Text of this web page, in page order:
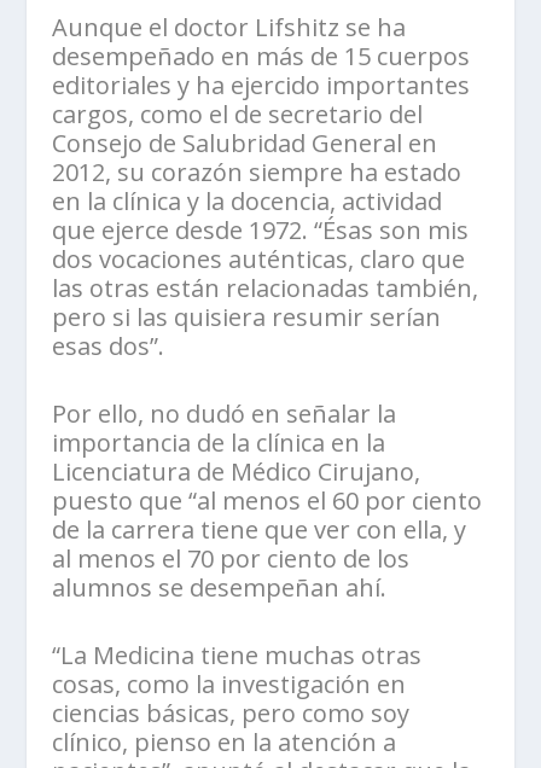
Aunque el doctor Lifshitz se ha
desempeñado en más de 15 cuerpos
editoriales y ha ejercido importantes
cargos, como el de secretario del
Consejo de Salubridad General en
2012, su corazón siempre ha estado
en la clínica y la docencia, actividad
que ejerce desde 1972. “Ésas son mis
dos vocaciones auténticas, claro que
las otras están relacionadas también,
pero si las quisiera resumir serían
esas dos”.
Por ello, no dudó en señalar la
importancia de la clínica en la
Licenciatura de Médico Cirujano,
puesto que “al menos el 60 por ciento
de la carrera tiene que ver con ella, y
al menos el 70 por ciento de los
alumnos se desempeñan ahí.
“La Medicina tiene muchas otras
cosas, como la investigación en
ciencias básicas, pero como soy
clínico, pienso en la atención a